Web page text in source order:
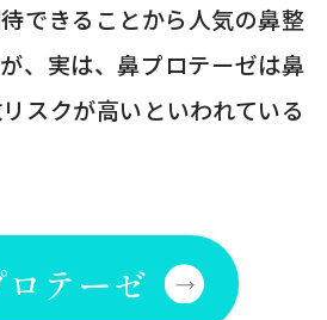
できることから人気の鼻整
、実は、鼻プロテーゼは鼻
スクが高いといわれている
ロテーゼ